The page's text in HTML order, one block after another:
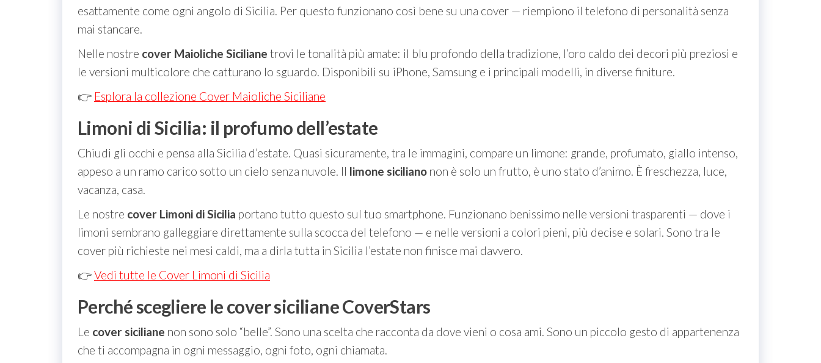
esattamente come ogni angolo di Sicilia. Per questo funzionano così bene su una cover — riempiono il telefono di personalità senza
mai stancare.
Nelle nostre cover Maioliche Siciliane trovi le tonalità più amate: il blu profondo della tradizione, l’oro caldo dei decori più preziosi e
le versioni multicolore che catturano lo sguardo. Disponibili su iPhone, Samsung e i principali modelli, in diverse finiture.
👉 Esplora la collezione Cover Maioliche Siciliane
Limoni di Sicilia: il profumo dell’estate
Chiudi gli occhi e pensa alla Sicilia d’estate. Quasi sicuramente, tra le immagini, compare un limone: grande, profumato, giallo intenso,
appeso a un ramo carico sotto un cielo senza nuvole. Il limone siciliano non è solo un frutto, è uno stato d’animo. È freschezza, luce,
vacanza, casa.
Le nostre cover Limoni di Sicilia portano tutto questo sul tuo smartphone. Funzionano benissimo nelle versioni trasparenti — dove i
limoni sembrano galleggiare direttamente sulla scocca del telefono — e nelle versioni a colori pieni, più decise e solari. Sono tra le
cover più richieste nei mesi caldi, ma a dirla tutta in Sicilia l’estate non finisce mai davvero.
👉Vedi tutte le Cover Limoni di Sicilia
Perché scegliere le cover siciliane CoverStars
Le cover siciliane non sono solo “belle”. Sono una scelta che racconta da dove vieni o cosa ami. Sono un piccolo gesto di appartenenza
che ti accompagna in ogni messaggio, ogni foto, ogni chiamata.